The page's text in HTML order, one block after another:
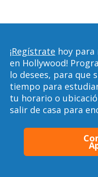
¡Regístrate hoy para
en Hollywood!
lo desees, para que
tiempo para
tu horario o
salir de casa para